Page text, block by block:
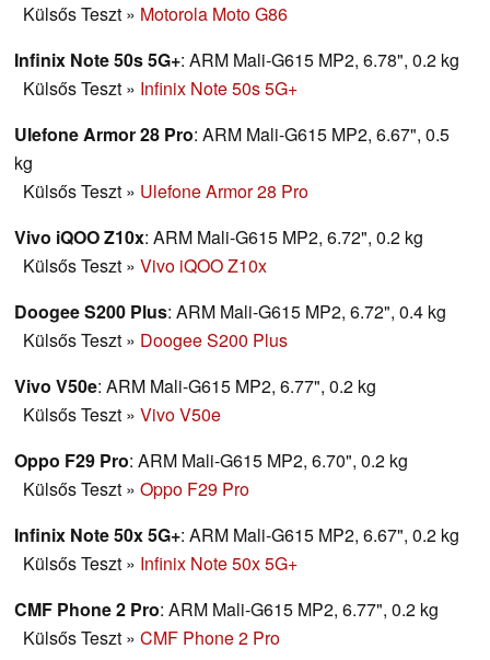
Külsős Teszt » Motorola Moto G86
Infinix Note 50s 5G+: ARM Mali-G615 MP2, 6.78", 0.2 kg
Külsős Teszt » Infinix Note 50s 5G+
Ulefone Armor 28 Pro: ARM Mali-G615 MP2, 6.67", 0.5
kg
Külsős Teszt » Ulefone Armor 28 Pro
Vivo iQOO Z10x: ARM Mali-G615 MP2, 6.72", 0.2 kg
Külsős Teszt » Vivo iQOO Z10x
Doogee S200 Plus: ARM Mali-G615 MP2, 6.72", 0.4 kg
Külsős Teszt » Doogee S200 Plus
Vivo V50e: ARM Mali-G615 MP2, 6.77", 0.2 kg
Külsős Teszt » Vivo V50e
Oppo F29 Pro: ARM Mali-G615 MP2, 6.70", 0.2 kg
Külsős Teszt » Oppo F29 Pro
Infinix Note 50x 5G+: ARM Mali-G615 MP2, 6.67", 0.2 kg
Külsős Teszt » Infinix Note 50x 5G+
CMF Phone 2 Pro: ARM Mali-G615 MP2, 6.77", 0.2 kg
Külsős Teszt » CMF Phone 2 Pro